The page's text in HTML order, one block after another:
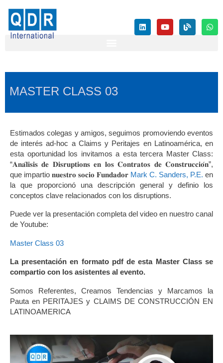
MASTER CLASS 03
Estimados colegas y amigos, seguimos promoviendo eventos
de interés ad-hoc a Claims y Peritajes en Latinoamérica, en
esta oportunidad los invitamos a esta tercera Master Class:
“𝐀𝐧𝐚́𝐥𝐢𝐬𝐢𝐬 𝐝𝐞 𝐃𝐢𝐬𝐫𝐮𝐩𝐭𝐢𝐨𝐧𝐬 𝐞𝐧 𝐥𝐨𝐬 𝐂𝐨𝐧𝐭𝐫𝐚𝐭𝐨𝐬 𝐝𝐞 𝐂𝐨𝐧𝐬𝐭𝐫𝐮𝐜𝐜𝐢𝐨́𝐧”,
que impartio 𝐧𝐮𝐞𝐬𝐭𝐫𝐨 𝐬𝐨𝐜𝐢𝐨 𝐅𝐮𝐧𝐝𝐚𝐝𝐨𝐫 Mark C. Sanders, P.E. en
la que proporcionó una descripción general y definio los
conceptos clave relacionados con los disruptions.
Puede ver la presentación completa del video en nuestro canal
de Youtube:
Master Class 03
La presentación en formato pdf de esta Master Class se
compartio con los asistentes al evento.
Somos Referentes, Creamos Tendencias y Marcamos la
Pauta en PERITAJES y CLAIMS DE CONSTRUCCIÓN EN
LATINOAMERICA